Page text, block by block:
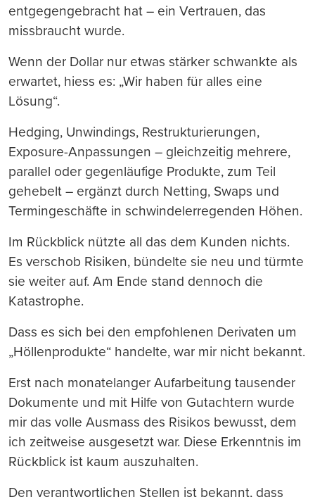
entgegengebracht hat – ein Vertrauen, das
missbraucht wurde.
Wenn der Dollar nur etwas stärker schwankte als
erwartet, hiess es: „Wir haben für alles eine
Lösung“.
Hedging, Unwindings, Restrukturierungen,
Exposure-Anpassungen – gleichzeitig mehrere,
parallel oder gegenläufige Produkte, zum Teil
gehebelt – ergänzt durch Netting, Swaps und
Termingeschäfte in schwindelerregenden Höhen.
Im Rückblick nützte all das dem Kunden nichts.
Es verschob Risiken, bündelte sie neu und türmte
sie weiter auf. Am Ende stand dennoch die
Katastrophe.
Dass es sich bei den empfohlenen Derivaten um
„Höllenprodukte“ handelte, war mir nicht bekannt.
Erst nach monatelanger Aufarbeitung tausender
Dokumente und mit Hilfe von Gutachtern wurde
mir das volle Ausmass des Risikos bewusst, dem
ich zeitweise ausgesetzt war. Diese Erkenntnis im
Rückblick ist kaum auszuhalten.
Den verantwortlichen Stellen ist bekannt, dass